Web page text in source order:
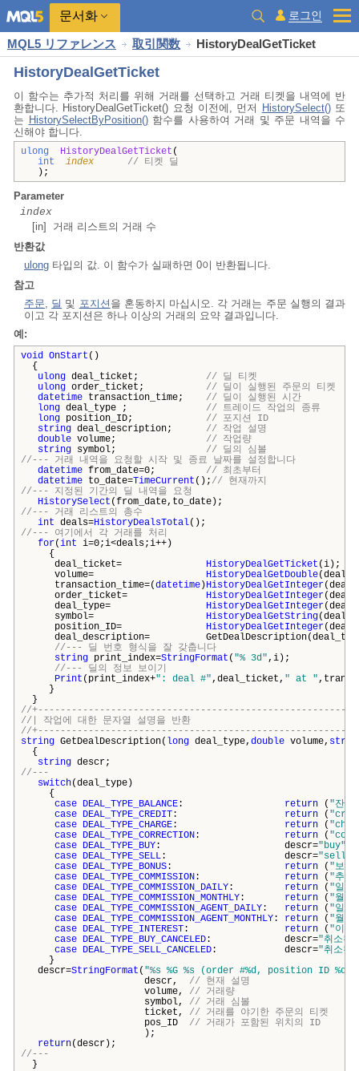
문서화 로그인
MQL5 リファレンス 取引関数 HistoryDealGetTicket
HistoryDealGetTicket
이 함수는 추가적 처리를 위해 거래를 선택하고 거래 티켓을 내역에 반
환합니다. HistoryDealGetTicket() 요청 이전에, 먼저
HistorySelect()또
는 HistorySelectByPosition()함수를 사용하여 거래 및 주문 내역을 수
신해야 합니다.
ulong HistoryDealGetTicket (
int
index
// 티켓 딜
);
Parameter
index
[in] 거래 리스트의 거래 수
반환값
ulong 타입의 값. 이 함수가 실패하면 0이 반환됩니다.
참고
주문, 딜 및 포지션 을 혼동하지 마십시오. 각 거래는 주문 실행의 결과
이고 각 포지션은 하나 이상의 거래의 요약 결과입니다.
예:
void OnStart ()
{
ulong deal_ticket; // 딜 티켓
ulong order_ticket; // 딜이 실행된 주문의 티켓
datetime transaction_time; // 딜이 실행된 시간
long deal_type ; // 트레이드 작업의 종류
long position_ID; // 포지션 ID
string deal_description; // 작업 설명
double volume; // 작업량
string symbol; // 딜의 심볼
//--- 거래 내역을 요청할 시작 및 종료 날짜를 설정합니다
datetime from_date=0; // 최초부터
datetime to_date=TimeCurrent (); // 현재까지
//--- 지정된 기간의 딜 내역을 요청
HistorySelect (from_date,to_date);
//--- 거래 리스트의 총수
int deals=HistoryDealsTotal();
//--- 여기에서 각 거래를 처리
for(int i=0;i<deals;i++)
{
deal_ticket= HistoryDealGetTicket (i);
volume= HistoryDealGetDouble
transaction_time=(datetime )HistoryDealGetInteger
order_ticket= HistoryDealGetInteger
deal_type= HistoryDealGetInteger
symbol= HistoryDealGetString
position_ID= HistoryDealGetInteger
deal_description=
//--- 딜 번호 형식을 잘 갖춥니다
string print_index=StringFormat ( "% 3d",i);
//--- 딜의 정보 보이기
Print (print_index+": deal #",deal_ticket, " at "
}
}
//
//| 작업에 대한 문자열 설명을
//
string GetDealDescription( long deal_type, double volume,
{
string descr;
//---
switch(deal_type)
{
case DEAL_TYPE_BALANCE: return ( "잔고"
case DEAL_TYPE_CREDIT: return (
case DEAL_TYPE_CHARGE: return (
case DEAL_TYPE_CORRECTION: return (
case DEAL_TYPE_BUY: descr="buy"
case DEAL_TYPE_SELL: descr="sell"
case DEAL_TYPE_BONUS: return ( "보너
case DEAL_TYPE_COMMISSION: return ( "추가
case DEAL_TYPE_COMMISSION_DAILY: return ( "일별
case DEAL_TYPE_COMMISSION_MONTHLY: return ( "월별
case DEAL_TYPE_COMMISSION_AGENT_DAILY: return ( "일별
case DEAL_TYPE_COMMISSION_AGENT_MONTHLY: return ( "월별
case DEAL_TYPE_INTEREST: return ( "이자
case DEAL_TYPE_BUY_CANCELED: descr="취소된
case DEAL_TYPE_SELL_CANCELED: descr="취소된
}
descr=StringFormat ( "%s %G %s (order #%d, position ID %d)"
descr, // 현재 설명
volume, // 거래량
symbol, // 거래 심볼
ticket, // 거래를 야기한 주문의 티켓
pos_ID // 거래가 포함된 위치의 ID
);
return(descr);
//---
}